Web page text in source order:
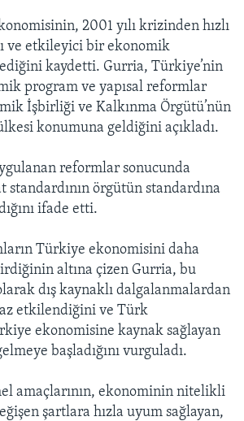
2001 yılı krizinden hızlı
ve etkileyici bir ekonomik
kaydetti. Gurria, Türkiye’nin
program ve yapısal reformlar
İşbirliği ve Kalkınma Örgütü’nün
konumuna geldiğini açıkladı.
reformlar sonucunda
örgütün standardına
ifade etti.
Türkiye ekonomisini daha
altına çizen Gurria, bu
dış kaynaklı dalgalanmalardan
etkilendiğini ve Türk
ekonomisine kaynak sağlayan
başladığını vurguladı.
amaçlarının, ekonominin nitelikli
şartlara hızla uyum sağlayan,